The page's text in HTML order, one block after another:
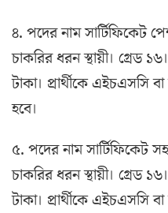
৪. পদের নাম সার্টিফিকেট
চাকরির ধরন স্থায়ী। গ্রেড
টাকা। প্রার্থীকে এইচএসসি
হবে।
৫. পদের নাম সার্টিফিকেট
চাকরির ধরন স্থায়ী। গ্রেড
টাকা। প্রার্থীকে এইচএসসি